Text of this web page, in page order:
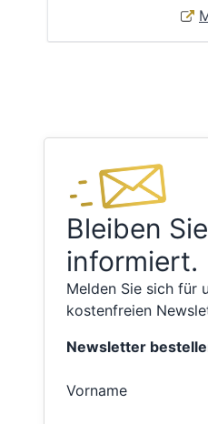
Bleiben Sie
informiert.
Melden Sie sich für
kostenfreien